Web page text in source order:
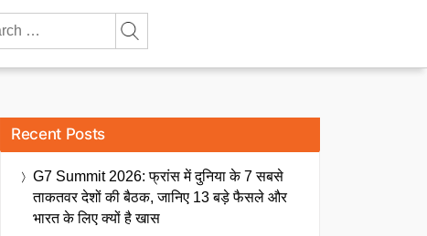
Recent Posts
G7 Summit 2026: फ्रांस में दुनिया के 7 सबसे
ताकतवर देशों की बैठक, जानिए 13 बड़े फैसले और
भारत के लिए क्यों है खास